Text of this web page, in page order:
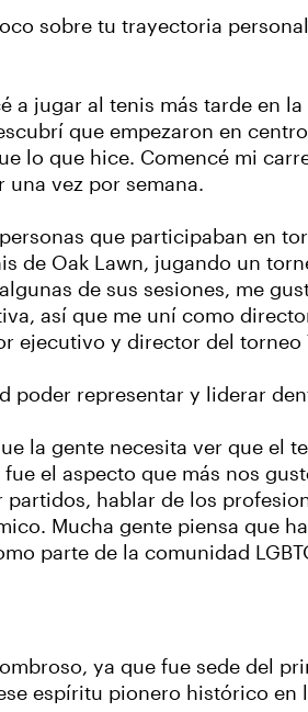
sobre tu trayectoria
a jugar al tenis más tarde en
que empezaron en
lo que hice. Comencé mi
vez por semana.
que participaban en
de Oak Lawn, jugando un
de sus sesiones, me
así que me uní como
ejecutivo y director del torneo
poder representar y liderar
la gente necesita ver que el
el aspecto que más nos
partidos, hablar de los
Mucha gente piensa que
parte de la comunidad
ya que fue sede del
espíritu pionero histórico